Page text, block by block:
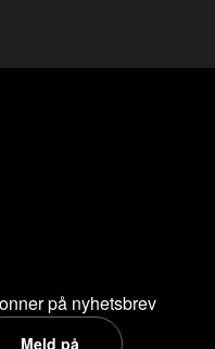
på nyhetsbrev
Meld på